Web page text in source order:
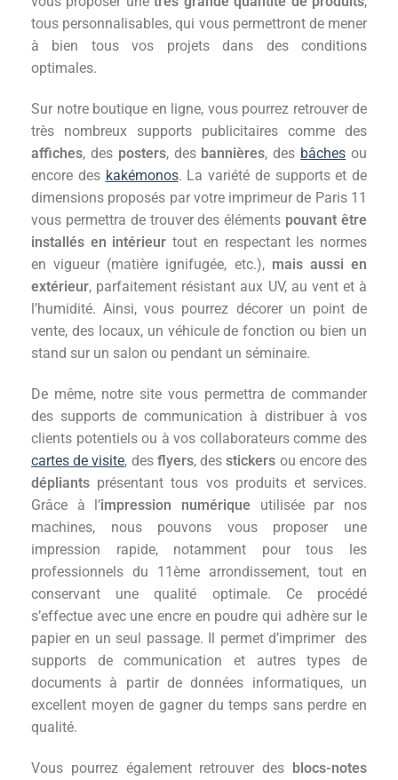
tous personnalisables, qui vous permettront de mener
à bien tous vos projets dans des conditions
optimales.
Sur notre boutique en ligne, vous pourrez retrouver de
très nombreux supports publicitaires comme des
affiches, des posters, des bannières, des bâches ou
encore des kakémonos. La variété de supports et de
dimensions proposés par votre imprimeur de Paris 11
vous permettra de trouver des éléments pouvant être
installés en intérieur tout en respectant les normes
en vigueur (matière ignifugée, etc.), mais aussi en
extérieur, parfaitement résistant aux UV, au vent et à
l’humidité. Ainsi, vous pourrez décorer un point de
vente, des locaux, un véhicule de fonction ou bien un
stand sur un salon ou pendant un séminaire.
De même, notre site vous permettra de commander
des supports de communication à distribuer à vos
clients potentiels ou à vos collaborateurs comme des
cartes de visite, des flyers, desstickers ou encore des
dépliants présentant tous vos produits et services.
Grâce à l’impression numérique utilisée par nos
machines, nous pouvons vous proposer une
impression rapide, notamment pour tous les
professionnels du 11ème arrondissement, tout en
conservant une qualité optimale. Ce procédé
s’effectue avec une encre en poudre qui adhère sur le
papier en un seul passage. Il permet d’imprimer des
supports de communication et autres types de
documents à partir de données informatiques, un
excellent moyen de gagner du temps sans perdre en
qualité.
Vous pourrez également retrouver des blocs-notes